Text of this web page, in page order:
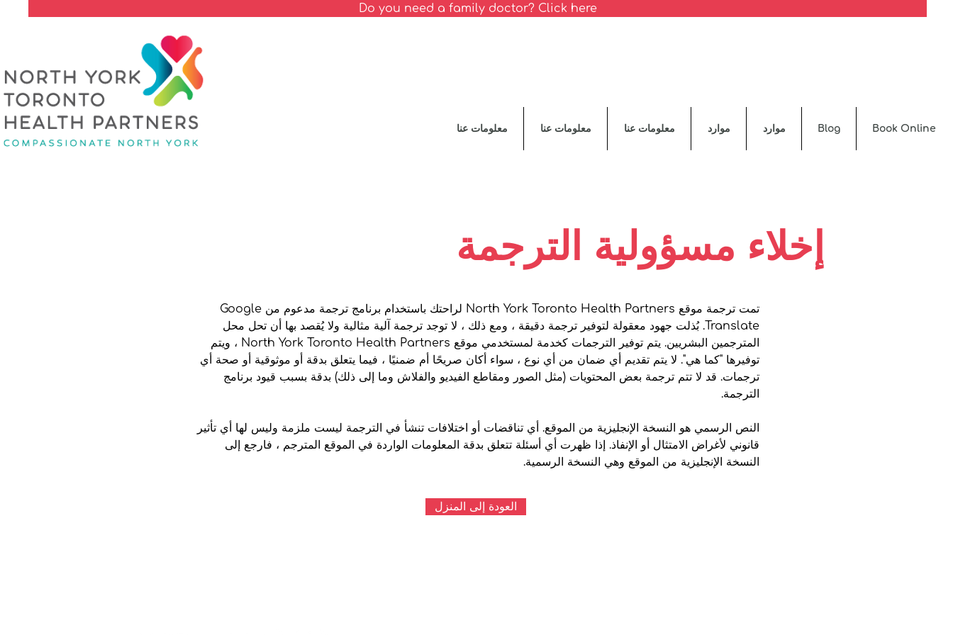
معلومات عنا معلومات عنا معلومات عنا موارد موارد Blog Book Online
Do you need a family doctor? Click here
إخلاء مسؤولية الترجمة
تمت ترجمة موقع North York Toronto Health Partners لراحتك باستخدام برنامج ترجمة مدعوم من Google
Translate. بُذلت جهود معقولة لتوفير ترجمة دقيقة ، ومع ذلك ، لا توجد ترجمة آلية مثالية ولا يُقصد بها أن تحل محل
المترجمين البشريين. يتم توفير الترجمات كخدمة لمستخدمي موقع North York Toronto Health Partners ، ويتم
توفيرها "كما هي". لا يتم تقديم أي ضمان من أي نوع ، سواء أكان صريحًا أم ضمنيًا ، فيما يتعلق بدقة أو موثوقية أو صحة أي
ترجمات. قد لا تتم ترجمة بعض المحتويات (مثل الصور ومقاطع الفيديو والفلاش وما إلى ذلك) بدقة بسبب قيود برنامج
الترجمة.
النص الرسمي هو النسخة الإنجليزية من الموقع. أي تناقضات أو اختلافات تنشأ في الترجمة ليست ملزمة وليس لها أي تأثير
قانوني لأغراض الامتثال أو الإنفاذ. إذا ظهرت أي أسئلة تتعلق بدقة المعلومات الواردة في الموقع المترجم ، فارجع إلى
النسخة الإنجليزية من الموقع وهي النسخة الرسمية.
العودة إلى المنزل